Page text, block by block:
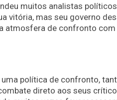
muitos analistas
vitória, mas seu governo
atmosfera de confronto
política de confronto,
direto aos seus